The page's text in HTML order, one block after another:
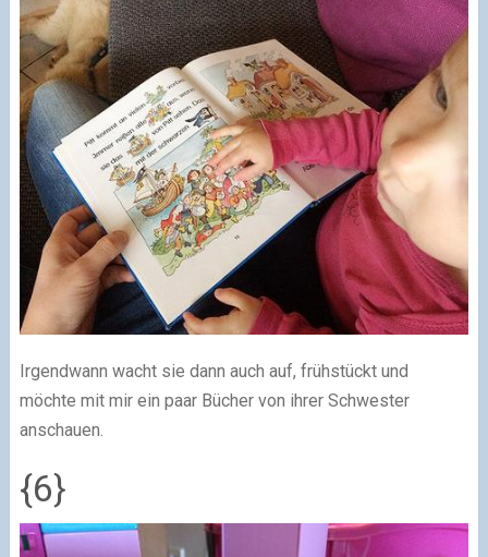
Irgendwann wacht sie dann auch auf, frühstückt und
möchte mit mir ein paar Bücher von ihrer Schwester
anschauen.
{6}